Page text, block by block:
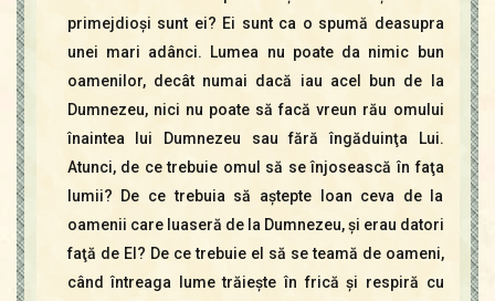
primejdioşi sunt ei? Ei sunt ca o spumă deasupra
unei mari adânci. Lumea nu poate da nimic bun
oamenilor, decât numai dacă iau acel bun de la
Dumnezeu, nici nu poate să facă vreun rău omului
înaintea lui Dumnezeu sau fără îngăduinţa Lui.
Atunci, de ce trebuie omul să se înjosească în faţa
lumii? De ce trebuia să aştepte Ioan ceva de la
oamenii care luaseră de la Dumnezeu, şi erau datori
faţă de El? De ce trebuie el să se teamă de oameni,
când întreaga lume trăieşte în frică şi respiră cu